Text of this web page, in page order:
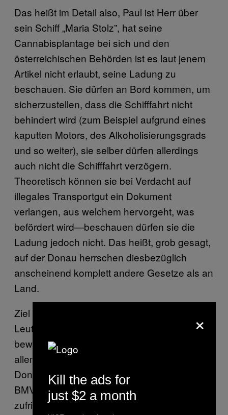
Das heißt im Detail also, Paul ist Herr über
sein Schiff „Maria Stolz”, hat seine
Cannabisplantage bei sich und den
österreichischen Behörden ist es laut jenem
Artikel nicht erlaubt, seine Ladung zu
beschauen. Sie dürfen an Bord kommen, um
sicherzustellen, dass die Schifffahrt nicht
behindert wird (zum Beispiel aufgrund eines
kaputten Motors, des Alkoholisierungsgrads
und so weiter), sie selber dürfen allerdings
auch nicht die Schifffahrt verzögern.
Theoretisch können sie bei Verdacht auf
illegales Transportgut ein Dokument
verlangen, aus welchem hervorgeht, was
befördert wird—beschauen dürfen sie die
Ladung jedoch nicht. Das heißt, grob gesagt,
auf der Donau herrschen diesbezüglich
anscheinend komplett andere Gesetze als an
Land.
Ziel seiner Aktion sei primär gewesen, die
Leute darauf aufmerksam zu machen und zu
beweisen, dass es funktioniert—und vor
allem den Beweis zu erbringen, dass die
Donau internationales Gewässer sei. Vom
BMVIT kam bei Nachfragen allerdings keine
zufriedenstellende Antwort. Tatsächlich ist
×
Kill the ads for
just $2 a month